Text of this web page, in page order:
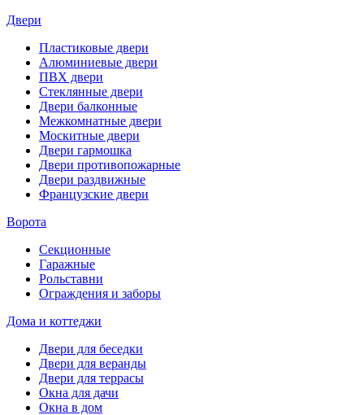
Двери
Пластиковые двери
Алюминиевые двери
ПВХ двери
Стеклянные двери
Двери балконные
Межкомнатные двери
Москитные двери
Двери гармошка
Двери противопожарные
Двери раздвижные
Французские двери
Ворота
Секционные
Гаражные
Рольставни
Ограждения и заборы
Дома и коттеджи
Двери для беседки
Двери для веранды
Двери для террасы
Окна для дачи
Окна в дом